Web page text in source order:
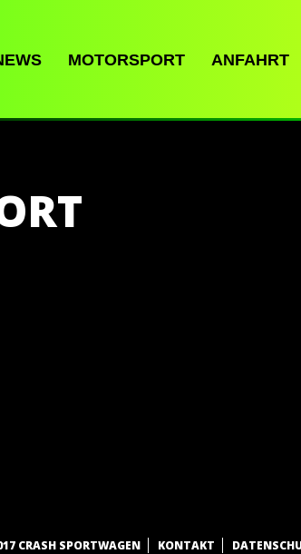
MOTORSPORT ANFAHRT
CRASH SPORTWAGEN KONTAKT